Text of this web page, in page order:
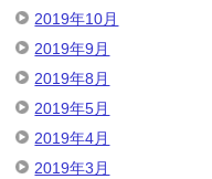
2019年10月
2019年9月
2019年8月
2019年5月
2019年4月
2019年3月